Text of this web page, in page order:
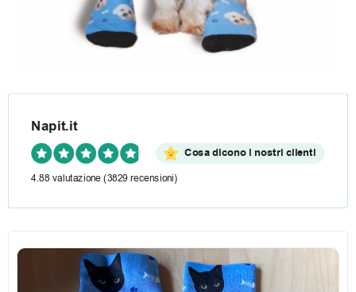
Napit.it
Cosa dicono i nostri clienti
4.88 valutazione (3829 recensioni)